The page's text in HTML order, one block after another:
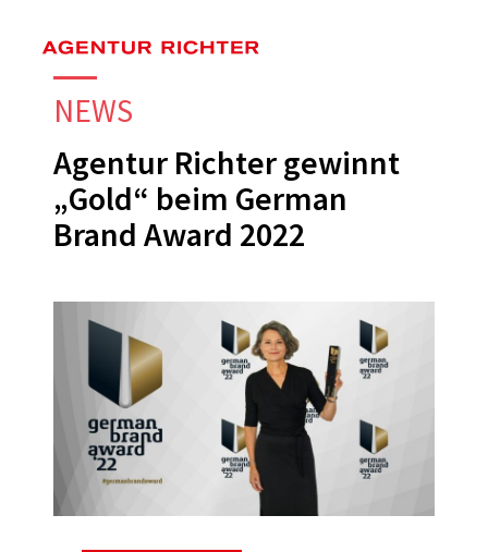
NEWS
Agentur Richter gewinnt
„Gold“ beim German
Brand Award 2022